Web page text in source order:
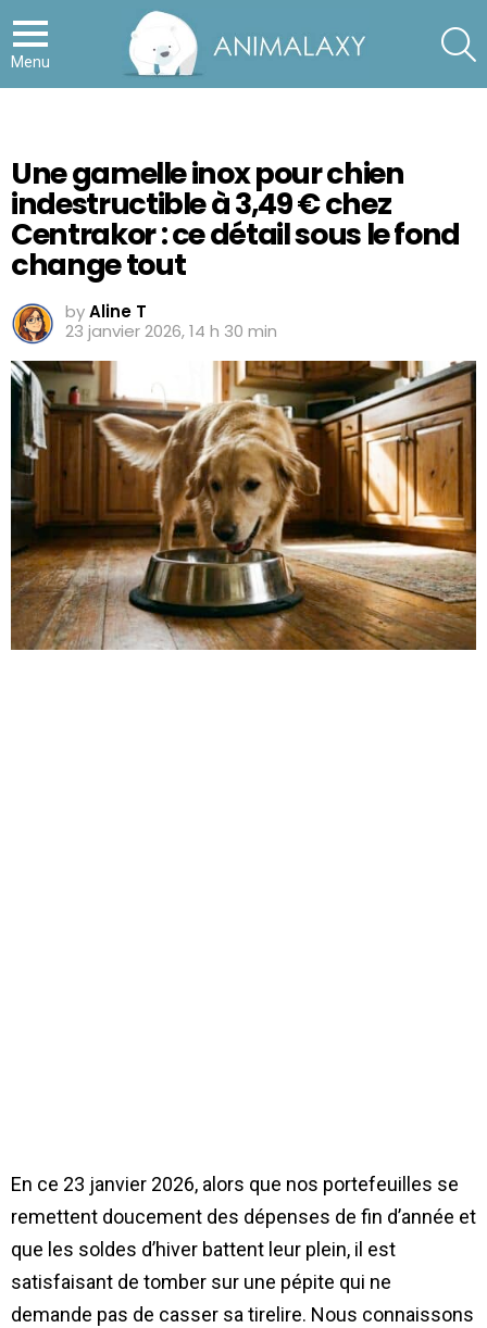
Menu
Une gamelle inox pour chien
indestructible à 3,49 € chez
Centrakor : ce détail sous le fond
change tout
byAline T
23 janvier 2026, 14 h 30 min
En ce 23 janvier 2026, alors que nos portefeuilles se
remettent doucement des dépenses de fin d’année et
que les soldes d’hiver battent leur plein, il est
satisfaisant de tomber sur une pépite qui ne
demande pas de casser sa tirelire. Nous connaissons